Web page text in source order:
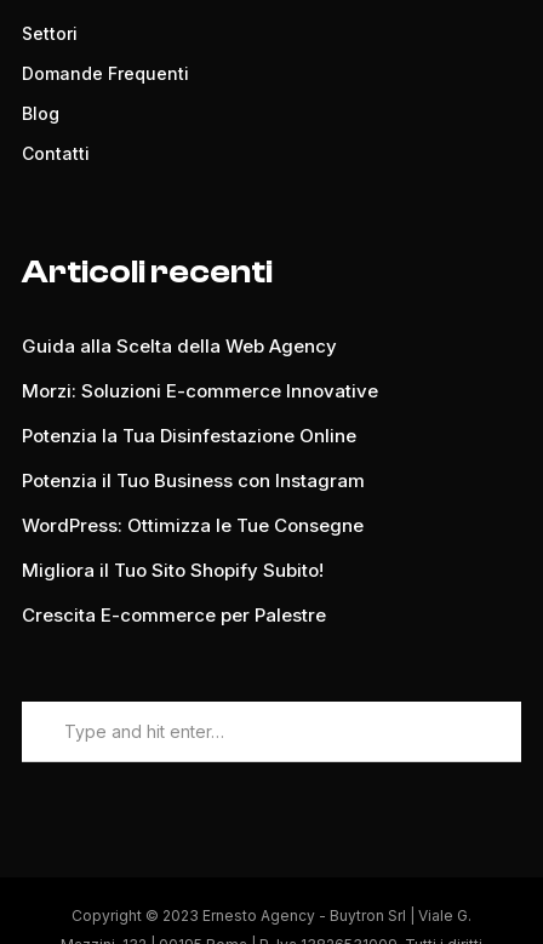
Settori
Domande Frequenti
Blog
Contatti
Articoli recenti
Guida alla Scelta della Web Agency
Morzi: Soluzioni E-commerce Innovative
Potenzia la Tua Disinfestazione Online
Potenzia il Tuo Business con Instagram
WordPress: Ottimizza le Tue Consegne
Migliora il Tuo Sito Shopify Subito!
Crescita E-commerce per Palestre
Copyright © 2023 Ernesto Agency - Buytron Srl | Viale G.